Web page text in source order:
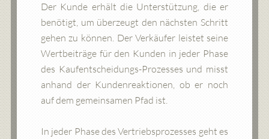
Der Kunde erhält die Unterstützung, die er
benötigt, um überzeugt den nächsten Schritt
gehen zu können. Der Verkäufer leistet seine
Wertbeiträge für den Kunden in jeder Phase
des Kaufentscheidungs-Prozesses und misst
anhand der Kundenreaktionen, ob er noch
auf dem gemeinsamen Pfad ist.
In jeder Phase des Vertriebsprozesses geht es